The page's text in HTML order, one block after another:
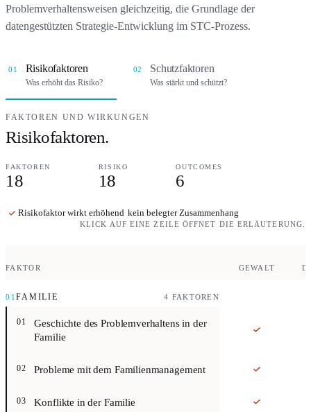
Problemverhaltensweisen gleichzeitig, die Grundlage der
datengestützten Strategie-Entwicklung im STC-Prozess.
01 Risikofaktoren
Was erhöht das Risiko?
02 Schutzfaktoren
Was stärkt und schützt?
FAKTOREN UND WIRKUNGEN
Risikofaktoren.
FAKTOREN
18
RISIKO
18
OUTCOMES
6
Risikofaktor wirkterhöhend kein belegter Zusammenhang
KLICK AUF EINE ZEILE ÖFFNET DIE ERLÄUTERUNG.
FAKTOR GEWALT
01FAMILIE 4 FAKTOREN
01
Geschichte des Problemverhaltens in der
Familie
02 Probleme mit dem Familienmanagement
03 Konflikte in der Familie